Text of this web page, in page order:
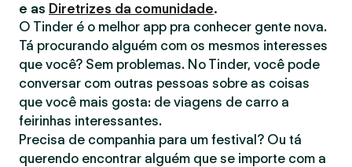
e as Diretrizes da comunidade.
O Tinder é o melhor app pra conhecer gente nova.
Tá procurando alguém com os mesmos interesses
que você? Sem problemas. No Tinder, você pode
conversar com outras pessoas sobre as coisas
que você mais gosta: de viagens de carro a
feirinhas interessantes.
Precisa de companhia para um festival? Ou tá
querendo encontrar alguém que se importe com a